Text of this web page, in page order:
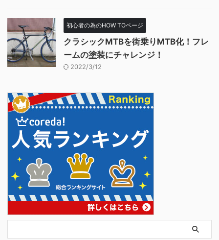
初心者の為のHOW TOページ
クラシックMTBを街乗りMTB化！フレ
ームの塗装にチャレンジ！
2022/3/12